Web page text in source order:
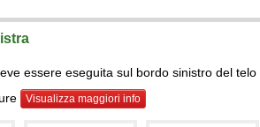
essere eseguita sul bordo sinistro del telo
Visualizza maggiori info